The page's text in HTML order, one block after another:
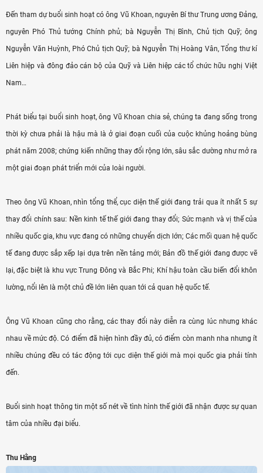
Đến tham dự buổi sinh hoạt có ông Vũ Khoan, nguyên Bí thư Trung ương Đảng,
nguyên Phó Thủ tướng Chính phủ; bà Nguyễn Thị Bình, Chủ tịch Quỹ; ông
Nguyễn Văn Huỳnh, Phó Chủ tịch Quỹ; bà Nguyễn Thị Hoàng Vân, Tổng thư kí
Liên hiệp và đông đảo cán bộ của Quỹ và Liên hiệp các tổ chức hữu nghị Việt
Nam…
Phát biểu tại buổi sinh hoạt, ông Vũ Khoan chia sẻ, chúng ta đang sống trong
thời kỳ chưa phải là hậu mà là ở giai đoạn cuối của cuộc khủng hoảng bùng
phát năm 2008; chứng kiến những thay đổi rộng lớn, sâu sắc dường như mở ra
một giai đoạn phát triển mới của loài người.
Theo ông Vũ Khoan, nhìn tổng thể, cục diện thế giới đang trải qua ít nhất 5 sự
thay đổi chính sau: Nền kinh tế thế giới đang thay đổi; Sức mạnh và vị thế của
nhiều quốc gia, khu vực đang có những chuyển dịch lớn; Các mối quan hệ quốc
tế đang được sắp xếp lại dựa trên nền tảng mới; Bản đồ thế giới đang được vẽ
lại, đặc biệt là khu vực Trung Đông và Bắc Phi; Khí hậu toàn cầu biến đổi khôn
lường, nổi lên là một chủ đề lớn liên quan tới cả quan hệ quốc tế.
Ông Vũ Khoan cũng cho rằng, các thay đổi này diễn ra cùng lúc nhưng khác
nhau về mức độ. Có điểm đã hiện hình đầy đủ, có điểm còn manh nha nhưng ít
nhiều chúng đều có tác động tới cục diện thế giới mà mọi quốc gia phải tính
đến.
Buổi sinh hoạt thông tin một số nét về tình hình thế giới đã nhận được sự quan
tâm của nhiều đại biểu.
Thu Hằng